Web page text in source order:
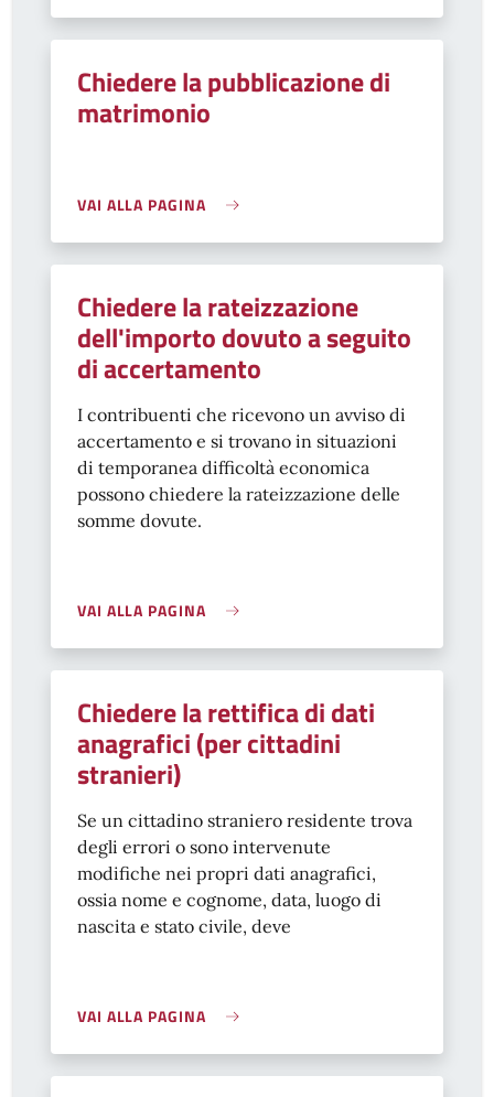
Chiedere la pubblicazione di
matrimonio
VAI ALLA PAGINA
Chiedere la rateizzazione
dell'importo dovuto a seguito
di accertamento
I contribuenti che ricevono un avviso di
accertamento e si trovano in situazioni
di temporanea difficoltà economica
possono chiedere la rateizzazione delle
somme dovute.
VAI ALLA PAGINA
Chiedere la rettifica di dati
anagrafici (per cittadini
stranieri)
Se un cittadino straniero residente trova
degli errori o sono intervenute
modifiche nei propri dati anagrafici,
ossia nome e cognome, data, luogo di
nascita e stato civile, deve
VAI ALLA PAGINA